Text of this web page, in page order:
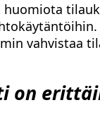
huomiota
vahvistaa
on